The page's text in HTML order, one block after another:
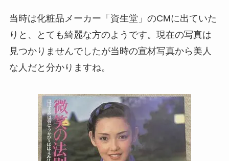
当時は化粧品メーカー「資生堂」のCMに出ていた
りと、とても綺麗な方のようです。現在の写真は
見つかりませんでしたが当時の宣材写真から美人
な人だと分かりますね。